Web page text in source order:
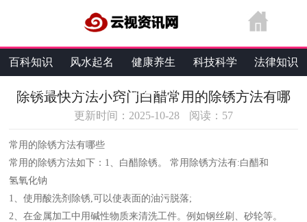
百科知识 风水起名 健康养生 科技科学 法律知识
生活维修 热点资讯 综合资讯
除锈最快方法小窍门白醋常用的除锈方法有哪
更新时间：2025-10-28 阅读： 57
常用的除锈方法有哪些
常用的除锈方法如下：1、白醋除锈。 常用除锈方法有:白醋和
氢氧化钠
1、使用酸洗剂除锈,可以使表面的油污脱落;
2、在金属加工中用碱性物质来清洗工件。例如钢丝刷、砂轮等。